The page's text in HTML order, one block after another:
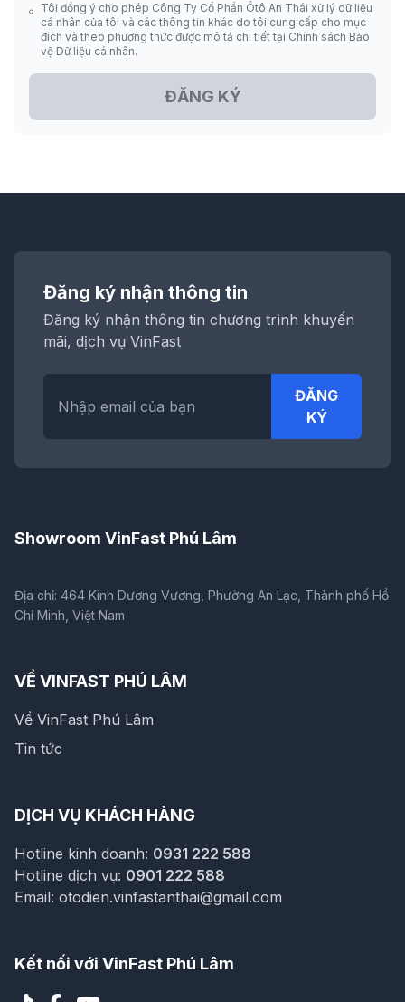
Tôi đồng ý cho phép Công Ty Cổ Phần Ôtô An Thái xử lý dữ liệu
cá nhân của tôi và các thông tin khác do tôi cung cấp cho mục
đích và theo phương thức được mô tả chi tiết tại Chính sách Bảo
vệ Dữ liệu cá nhân.
ĐĂNG KÝ
Đăng ký nhận thông tin
Đăng ký nhận thông tin chương trình khuyến
mãi, dịch vụ VinFast
ĐĂNG
KÝ
Showroom VinFast Phú Lâm
Địa chỉ: 464 Kinh Dương Vương, Phường An Lạc, Thành phố Hồ
Chí Minh, Việt Nam
VỀ VINFAST PHÚ LÂM
Về VinFast Phú Lâm
Tin tức
DỊCH VỤ KHÁCH HÀNG
Hotline kinh doanh: 0931 222 588
Hotline dịch vụ: 0901 222 588
Email: otodien.vinfastanthai@gmail.com
Kết nối với VinFast Phú Lâm